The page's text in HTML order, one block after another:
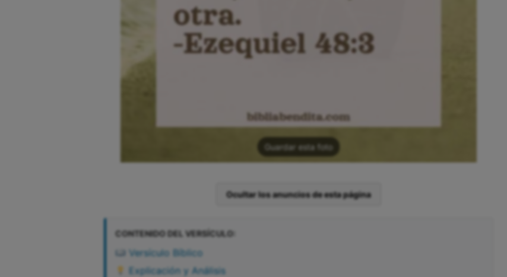
Guardar esta foto
Ocultar los anuncios de esta página
CONTENIDO DEL VERSÍCULO:
Versículo Bíblico
Explicación y Análisis